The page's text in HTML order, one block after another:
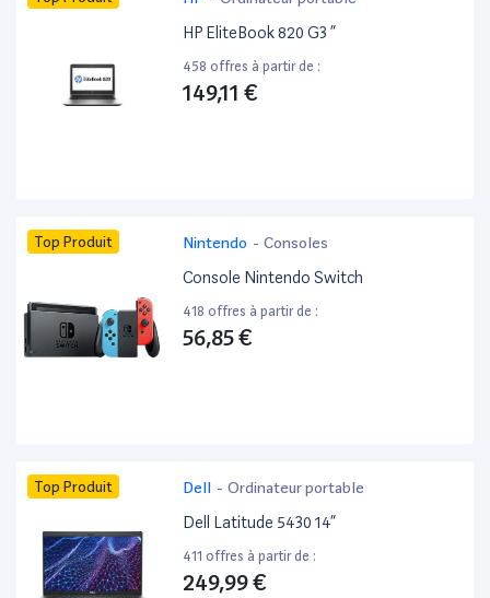
HP EliteBook 820 G3 ”
458 offres à partir de :
149,11 €
Top Produit Nintendo - Consoles
Console Nintendo Switch
418 offres à partir de :
56,85 €
Top Produit Dell - Ordinateur portable
Dell Latitude 5430 14”
411 offres à partir de :
249,99 €